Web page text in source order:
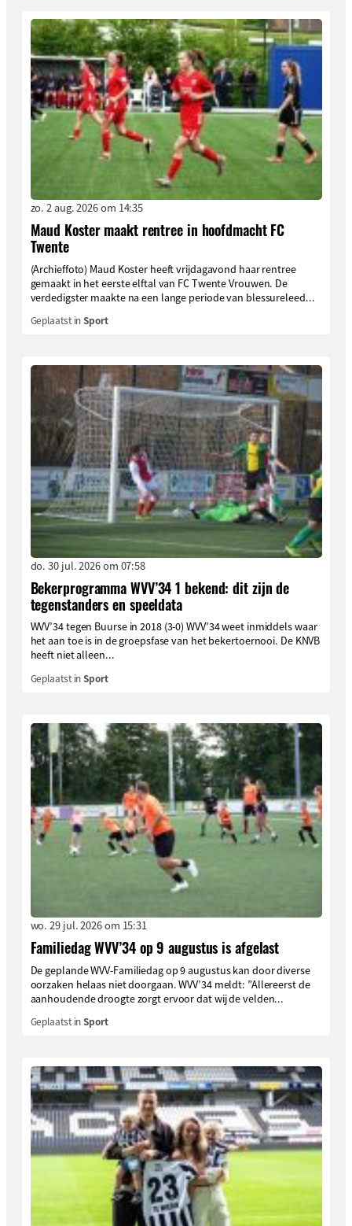
zo. 2 aug. 2026 om 14:35
Maud Koster maakt rentree in hoofdmacht FC
Twente
(Archieffoto) Maud Koster heeft vrijdagavond haar rentree
gemaakt in het eerste elftal van FC Twente Vrouwen. De
verdedigster maakte na een lange periode van blessureleed...
Geplaatst inSport
do. 30 jul. 2026 om 07:58
Bekerprogramma WVV’34 1 bekend: dit zijn de
tegenstanders en speeldata
WVV’34 tegen Buurse in 2018 (3-0) WVV’34 weet inmiddels waar
het aan toe is in de groepsfase van het bekertoernooi. De KNVB
heeft niet alleen...
Geplaatst inSport
wo. 29 jul. 2026 om 15:31
Familiedag WVV’34 op 9 augustus is afgelast
De geplande WVV-Familiedag op 9 augustus kan door diverse
oorzaken helaas niet doorgaan. WVV’34 meldt: ”Allereerst de
aanhoudende droogte zorgt ervoor dat wij de velden...
Geplaatst inSport